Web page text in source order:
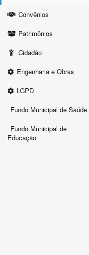
Convênios
Patrimônios
Cidadão
Engenharia e Obras
LGPD
Fundo Municipal de Saúde
Fundo Municipal de
Educação